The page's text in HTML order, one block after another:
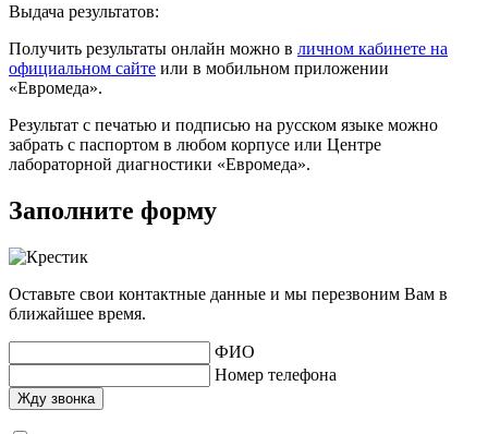
Выдача результатов:
Получить результаты онлайн можно в личном кабинете на
официальном сайте или в мобильном приложении
«Евромеда».
Результат с печатью и подписью на русском языке можно
забрать с паспортом в любом корпусе или Центре
лабораторной диагностики «Евромеда».
Заполните форму
Оставьте свои контактные данные и мы перезвоним Вам в
ближайшее время.
ФИО
Номер телефона